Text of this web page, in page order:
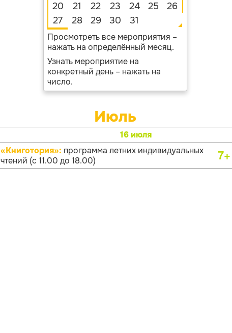
20
21 22 23 24 25
26
27
28 29 30 31
Просмотреть все мероприятия –
нажать на определённый месяц.
Узнать мероприятие на
конкретный день – нажать на
число.
Июль
16 июля
«Книготория»: программа летних индивидуальных
чтений (с 11.00 до 18.00)
7+